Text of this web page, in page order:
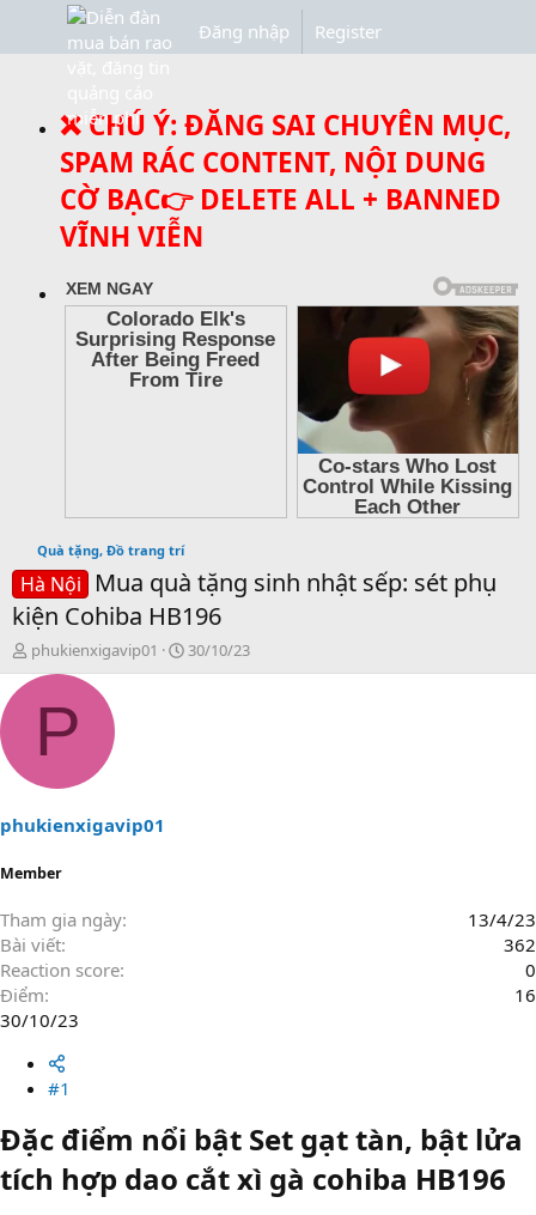
Đăng nhập Register
❌ CHÚ Ý: ĐĂNG SAI CHUYÊN MỤC,
SPAM RÁC CONTENT, NỘI DUNG
CỜ BẠC👉 DELETE ALL + BANNED
VĨNH VIỄN
Quà tặng, Đồ trang trí
Hà Nội
Mua quà tặng sinh nhật sếp: sét phụ
kiện Cohiba HB196
T
h
s
a
e
phukienxigavip01
N
g
30/10/23
P
phukienxigavip01
Member
Tham gia ngày
13/4/23
Bài viết
362
Reaction score
0
Điểm
16
30/10/23
#1
Đặc điểm nổi bật Set gạt tàn, bật lửa
tích hợp dao cắt xì gà cohiba HB196​